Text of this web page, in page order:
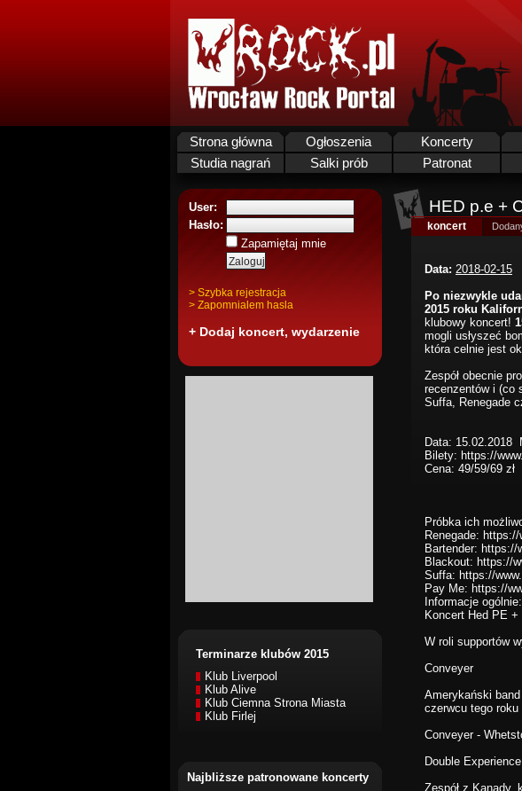
Strona główna Ogłoszenia Koncerty
Studia nagrań
Salki prób Patronat
User:
Hasło:
Zapamiętaj mnie
> Szybka rejestracja
> Zapomnialem hasla
+ Dodaj koncert, wydarzenie
Terminarze klubów 2015
Klub Liverpool
Klub Alive
Klub Ciemna Strona Miasta
Klub Firlej
Najbliższe patronowane koncerty
HED p.e +
koncert
Data: 2018-02-15
Po niezwykle
2015 roku
klubowy koncert!
mogli usłyszeć
która celnie jest
Zespół obecnie
recenzentów i (co
Suffa, Renegade
Data: 15.02.2018
Bilety: https://
Cena: 49/59/69 zł
Próbka ich
Renegade:
Bartender: https://
Blackout: https://
Suffa: https://
Pay Me: https://
Informacje ogólnie:
Koncert Hed PE +
W roli supportów
Conveyer
Amerykański
czerwcu tego
Conveyer -
Double Experience
Zespół z Kanady,